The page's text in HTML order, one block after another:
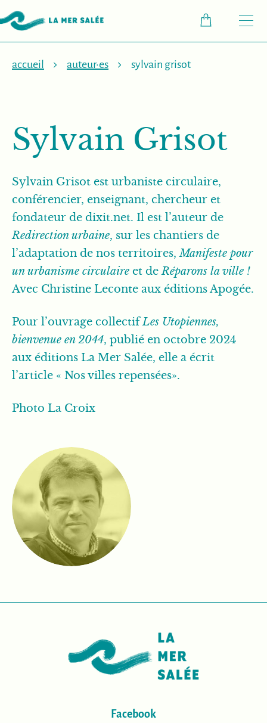
accueil auteur·es sylvain grisot
Sylvain Grisot
Sylvain Grisot est urbaniste circulaire,
conférencier, enseignant, chercheur et
fondateur de dixit.net. Il est l’auteur de
Redirection urbaine, sur les chantiers de
l’adaptation de nos territoires,Manifeste pour
un urbanisme circulaire et deRéparons la ville !
Avec Christine Leconte aux éditions Apogée.
Pour l’ouvrage collectifLes Utopiennes,
bienvenue en 2044, publié en octobre 2024
aux éditions La Mer Salée, elle a écrit
l’article « Nos villes repensées».
Photo La Croix
Facebook